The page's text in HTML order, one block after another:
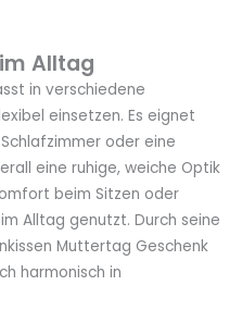
Alltag
in verschiedene
einsetzen. Es eignet
oder eine
eine ruhige, weiche Optik
beim Sitzen oder
Alltag genutzt. Durch seine
Muttertag Geschenk
harmonisch in